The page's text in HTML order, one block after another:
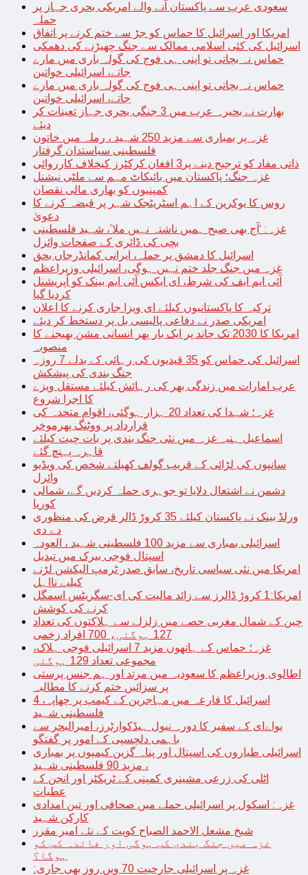
سعودی عرب سے پاکستان آنے والے امریکی بحری جہاز پر
حملہ
امریکا اور اسرائیل کا حماس کو جڑ سے ختم کرنے پر اتفاق
اسرائیل کی کئی اسلامی ممالک سے جنگ چھیڑنے کی دھمکی
حماس نہ بچاتی تو اپنی ہی فوج کی گولہ باری میں مارے
جاتے، اسرائیلی خواتین
حماس نہ بچاتی تو اپنی ہی فوج کی گولہ باری میں مارے
جاتے، اسرائیلی خواتین
بھارت نے بحیرہ عرب میں 3 جنگی بحری جہاز تعینات کر
دیئے
غزہ پر بمباری سے مزید 250 شہید ، رملہ میں خاتون
فلسطینی سیاستدان گرفتار
ذاتی مفاد کو ترجیح دینے پر3 افغان کرکٹرز کیخلاف کارروائی
غزہ جنگ؛ پاکستان میں بائیکاٹ مہم سے ملٹی نیشنل
کمپنیوں کو بھاری مالی نقصان
روس کا یوکرین کے اہم اسٹریٹجک شہر پر قبضہ کرنے کا
دعویٰ
غزہ: ‘آج بھی صبح ہمیں ناشتہ نہیں ملا’، شہید فلسطینی
بچی کی ڈائری کے صفحات وائرل
اسرائیل کا دمشق پر حملہ، ایرانی کمانڈرجاں بحق
غزہ میں جنگ جلد ختم نہیں ہوگی، اسرائیلی وزیراعظم
آئی ایم ایف کی شرط، ای ایکس آئی ایم بینک کو آپریشنل
کردیا گیا
ترکیہ کا پاکستانیوں کیلئے ای ویزا جاری کرنے کا اعلان
امریکی صدر نے دفاعی پالیسی بل پر دستخط کر دیئے
امریکا کا 2030 تک چاند پر ایک بار پھر انسانی مشن بھیجنے کا
منصوبہ
اسرائیل کی حماس کو 35 قیدیوں کی رہائی کے بدلے 7 روزہ
جنگ بندی کی پیشکش
عرب امارات میں زندگی بھر کی رہائش کیلئے مستقل ویزے
کا اجرا شروع
غزہ؛ شہدا کی تعداد 20 ہزار ہوگئی، اقوام متحدہ کی
قرارداد پر ووٹنگ پھرموخر
اسماعیل ہنیہ غزہ میں نئی جنگ بندی پر بات چیت کیلئے
قاہرہ پہنچ گئے
سانپوں کی لڑائی کے قریب گولف کھیلتے شخص کی ویڈیو
وائرل
دشمن نے اشتعال دلایا تو جوہری حملہ کردیں گے، شمالی
کوریا
ورلڈ بینک نے پاکستان کیلئے 35 کروڑ ڈالر قرض کی منظوری
دے دی
اسرائیلی بمباری سے مزید 100 فلسطینی شہید ، العودہ
اسپتال فوجی بیرک میں تبدیل
امریکا میں نئی سیاسی تاریخ، سابق صدر ٹرمپ الیکشن لڑنے
کیلیے نااہل
امریکا:1 کروڑ ڈالرز سے زائد مالیت کی ای-سگریٹس اسمگل
کرنے کی کوشش
چین کے شمال مغربی حصے میں زلزلے سے ہلاکتوں کی تعداد
127 ہوگئی، 700 افراد زخمی
غزہ؛ حماس کے ہاتھوں مزید 7 اسرائیلی فوجی ہلاک،
مجموعی تعداد 129 ہوگئی
اطالوی وزیراعظم کا سعودیہ میں مرتد اور ہم جنس پرستی
پر سزائیں ختم کرنے کا مطالبہ
اسرائیل کا فارعہ میں مہاجرین کے کیمپ پر چھاپہ، 4
فلسطینی شہید
یواےای کے سفیر کا دورہ نیول ہیڈکوارٹرز، امیرالبحر سے
باہمی دلچسپی کے امور پر گفتگو
اسرائیلی طیاروں کی اسپتال اور پناہ گزین کیمپوں پر بمباری
، مزید 90 فلسطینی شہید
اٹلی کی زرعی مشینری کمپنی کے ٹریکٹر اور انجن کے
عطیات
غزہ: اسکول پر اسرائیلی حملے میں صحافی اور تین امدادی
کارکن شہید
شیخ مشعل الاحمد الصباح کویت کے نئے امیر مقرر
غزہ میں جنگ بندی کب ہوگی اور فائدہ کس کو
ہوگا؟
غزہ پر اسرائیلی جارحیت 70 ویں روز بھی جاری: